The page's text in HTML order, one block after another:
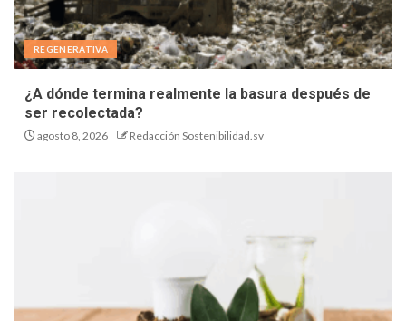
REGENERATIVA
¿A dónde termina realmente la basura después de
ser recolectada?
agosto 8, 2026 Redacción Sostenibilidad.sv